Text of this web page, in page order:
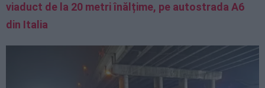
viaduct de la 20 metri înălțime, pe autostrada A6
din Italia